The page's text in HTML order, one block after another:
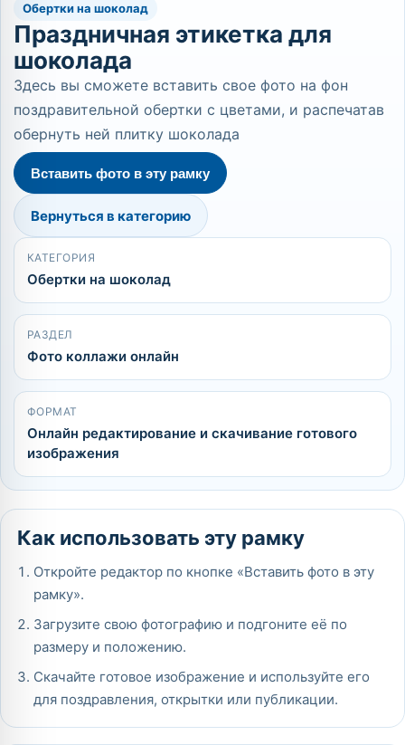
Обертки на шоколад
Праздничная этикетка для
шоколада
Здесь вы сможете вставить свое фото на фон
поздравительной обертки с цветами, и распечатав
обернуть ней плитку шоколада
Вставить фото в эту рамку
Вернуться в категорию
КАТЕГОРИЯ
Обертки на шоколад
РАЗДЕЛ
Фото коллажи онлайн
ФОРМАТ
Онлайн редактирование и скачивание готового
изображения
Как использовать эту рамку
Откройте редактор по кнопке «Вставить фото в эту
рамку».
Загрузите свою фотографию и подгоните её по
размеру и положению.
Скачайте готовое изображение и используйте его
для поздравления, открытки или публикации.